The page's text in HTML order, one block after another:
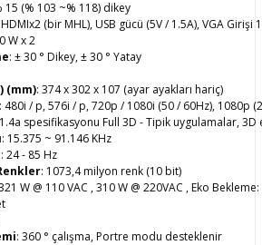
15 (% 103 ~% 118) dikey
(bir MHL), USB gücü (5V / 1.5A), VGA Girişi
W x 2
: ± 30 ° Dikey, ± 30 ° Yatay
(mm): 374 x 302 x 107 (ayar ayakları hariç)
: 480i / p, 576i / p, 720p / 1080i (50 / 60Hz), 1080p
spesifikasyonu Full 3D - Tipik uygulamalar,
: 15.375 ~ 91.146 KHz
: 24 - 85 Hz
: 1073,4 milyon renk (10 bit)
W @ 110 VAC , 310 W @ 220VAC , Eko
: 360 ° çalışma, Portre modu desteklenir